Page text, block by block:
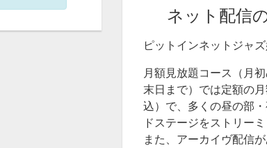
ネット配信
ピットインネットジャズ
月額見放題コース（月
末日まで）では定額の
込）で、多くの昼の部
ドステージをストリーミ
また、アーカイヴ配信